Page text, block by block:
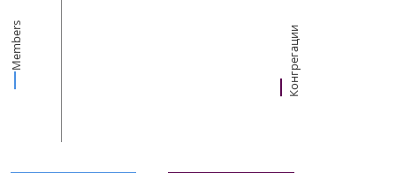
Members Конгрегации